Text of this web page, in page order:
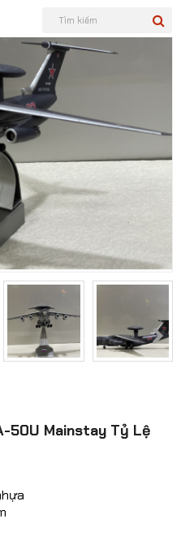
50U Mainstay Tỷ Lệ